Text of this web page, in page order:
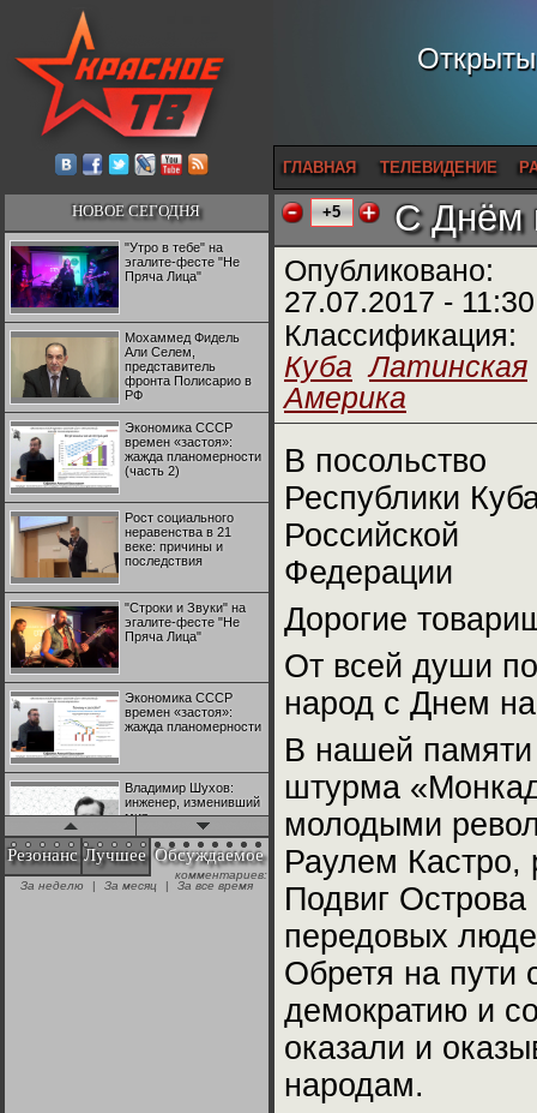
ГЛАВНАЯ ТЕЛЕВИДЕНИЕ
НОВОЕ СЕГОДНЯ
"Утро в тебе" на
эгалите-фесте "Не
Пряча Лица"
Мохаммед Фидель
Али Селем,
представитель
фронта Полисарио в
РФ
Экономика СССР
времен «застоя»:
жажда планомерности
(часть 2)
Рост социального
неравенства в 21
веке: причины и
последствия
"Строки и Звуки" на
эгалите-фесте "Не
Пряча Лица"
Экономика СССР
времен «застоя»:
жажда планомерности
Владимир Шухов:
инженер, изменивший
мир
"Аркадий Коц" на
эгалите-фесте "Не
Резонанс Лучшее Обсуждаемое
комментариев:
За неделю
| За месяц | За все время
+5 С Днём
Опубликовано:
27.07.2017 - 11:30
Классификация:
Куба Латинская
Америка
В посольство
Республики
Российской
Федерации
Дорогие
От всей души
народ с Днем
В нашей памяти
штурма
молодыми
Раулем Кастро,
Подвиг
передовых
Обретя на пути
демократию и
оказали и
народам.